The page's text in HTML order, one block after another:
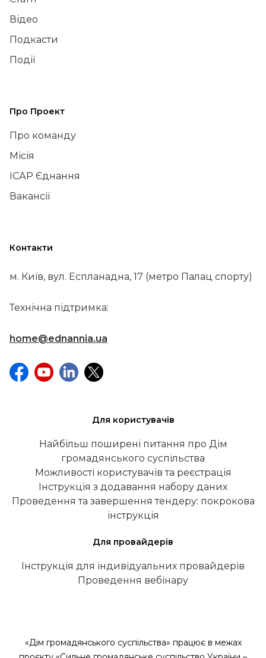
Відео
Подкасти
Події
Про Проект
Про команду
Місія
ІСАР Єднання
Вакансії
Контакти
м. Київ, вул. Еспланадна, 17 (метро Палац спорту)
Технічна підтримка:
home@ednannia.ua
Для користувачів
Найбільш поширені питання про Дім
громадянського суспільства
Можливості користувачів та реєстрація
Інструкція з додавання набору даних
Проведення та завершення тендеру: покрокова
інструкція
Для провайдерів
Інструкція для індивідуальних провайдерів
Проведення вебінару
«Дім громадянського суспільства» працює в межах